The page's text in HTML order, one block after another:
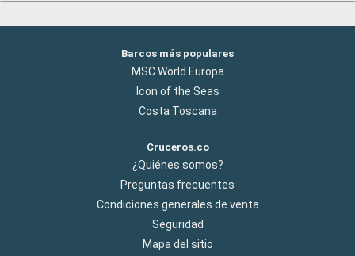
Barcos más populares
MSC World Europa
Icon of the Seas
Costa Toscana
Cruceros.co
¿Quiénes somos?
Preguntas frecuentes
Condiciones generales de venta
Seguridad
Mapa del sitio